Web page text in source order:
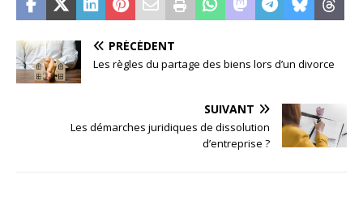
PRÉCÉDENT
Les règles du partage des biens lors d’un divorce
SUIVANT
Les démarches juridiques de dissolution
d’entreprise ?